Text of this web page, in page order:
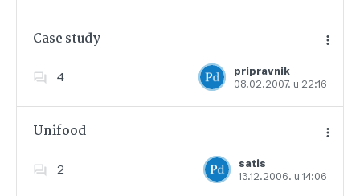
Case study
4
pripravnik
08.02.2007. u 22:16
Dodajte u favorite
Unifood
2
satis
13.12.2006. u 14:06
Dodajte u favorite